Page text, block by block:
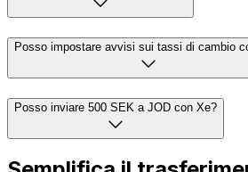
Posso impostare avvisi sui tassi di cambio
Posso inviare 500 SEK a JOD con Xe?